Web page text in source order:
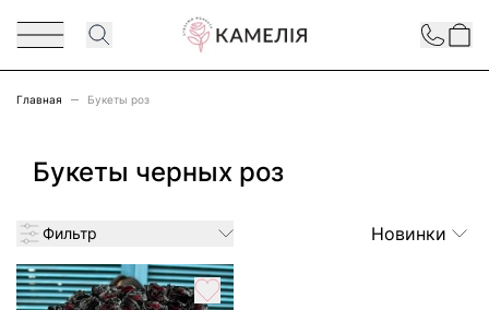
Перейти к содержимому
Contact
Главная Букеты роз
Букеты черных роз
Фильтр Новинки